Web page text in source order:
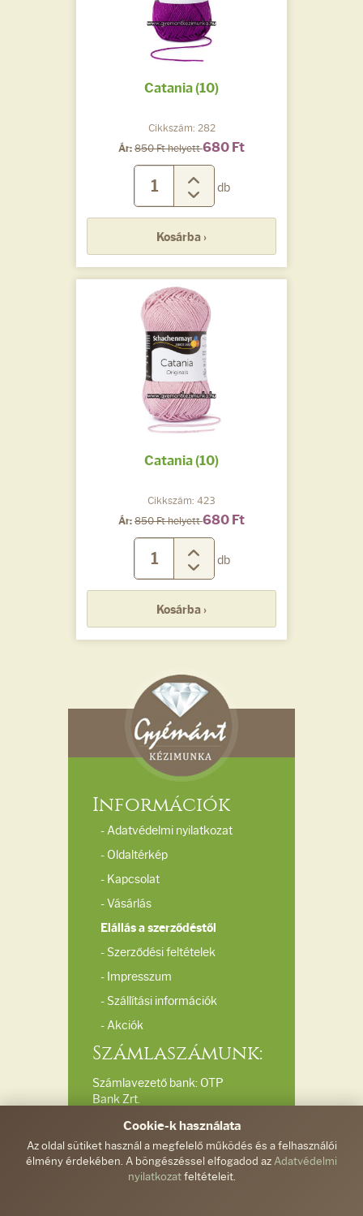
Catania (10)
Cikkszám: 282
Ár: 850 Ft helyett680 Ft
db
Kosárba ›
Catania (10)
Cikkszám: 423
Ár: 850 Ft helyett680 Ft
db
Kosárba ›
Információk
- Adatvédelmi nyilatkozat
- Oldaltérkép
- Kapcsolat
- Vásárlás
Elállás a szerződéstől
- Szerződési feltételek
- Impresszum
- Szállítási információk
- Akciók
Számlaszámunk:
Számlavezető bank: OTP
Bank Zrt.
Bankszámlaszám:
11732040-20039510
Elérhetőségeink:
Ferdinánd és Társa
Cookie-k használata
Az oldal sütiket használ a megfelelő működés és a felhasználói
élmény érdekében. A böngészéssel elfogadod az Adatvédelmi
nyilatkozatfeltételeit.